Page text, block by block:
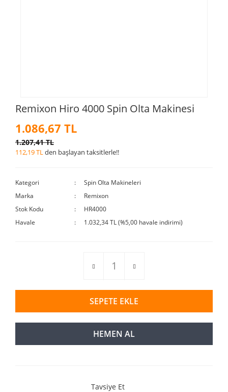
Remixon Hiro 4000 Spin Olta Makinesi
1.086,67 TL
1.207,41 TL
112,19 TLden başlayan taksitlerle!!
Kategori
Spin Olta Makineleri
Marka
Remixon
Stok Kodu
HR4000
Havale
1.032,34 TL (%5,00 havale indirimi)
SEPETE EKLE
HEMEN AL
Tavsiye Et